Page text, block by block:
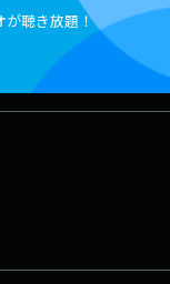
が聴き放題！